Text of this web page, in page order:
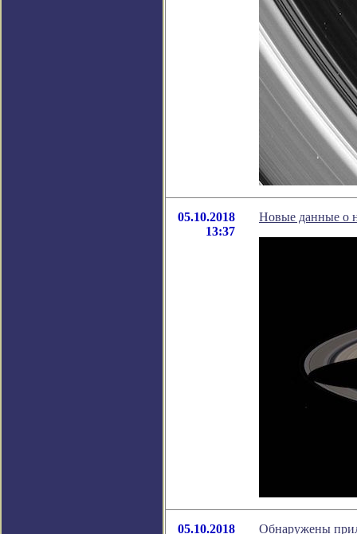
05.10.2018
13:37
Новые данные о
05.10.2018 Обнаружены